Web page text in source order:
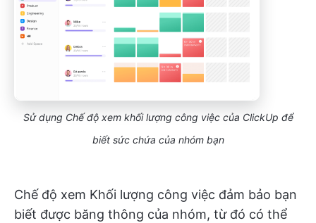
Sử dụng Chế độ xem khối lượng công việc của ClickUp để
biết sức chứa của nhóm bạn
Chế độ xem Khối lượng công việc đảm bảo bạn
biết được băng thông của nhóm, từ đó có thể